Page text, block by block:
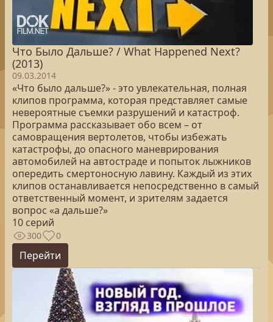
Что Было Дальше? / What Happened Next?
(2013)
09.03.2014
«Что было дальше?» - это увлекательная, полная
клипов программа, которая представляет самые
невероятные съемки разрушений и катастроф.
Программа рассказывает обо всем – от
самовращения вертолетов, чтобы избежать
катастрофы, до опасного маневрирования
автомобилей на автостраде и попыток лыжников
опередить смертоносную лавину. Каждый из этих
клипов останавливается непосредственно в самый
ответственный момент, и зрителям задается
вопрос «а дальше?»
10 серий
300 0
Перейти